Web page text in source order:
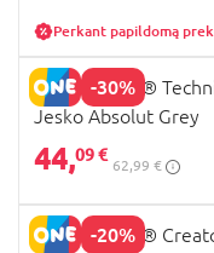
Perkant papildomą
-30%
42173 LEGO®
Jesko Absolut Grey
44,09 €
62,99 €
-20%
31165 LEGO®